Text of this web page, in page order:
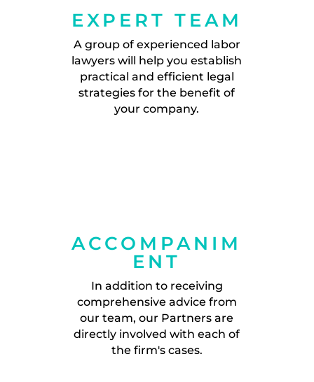
EXPERT TEAM
A group of experienced labor
lawyers will help you establish
practical and efficient legal
strategies for the benefit of
your company.
ACCOMPANIM
ENT
In addition to receiving
comprehensive advice from
our team, our Partners are
directly involved with each of
the firm's cases.